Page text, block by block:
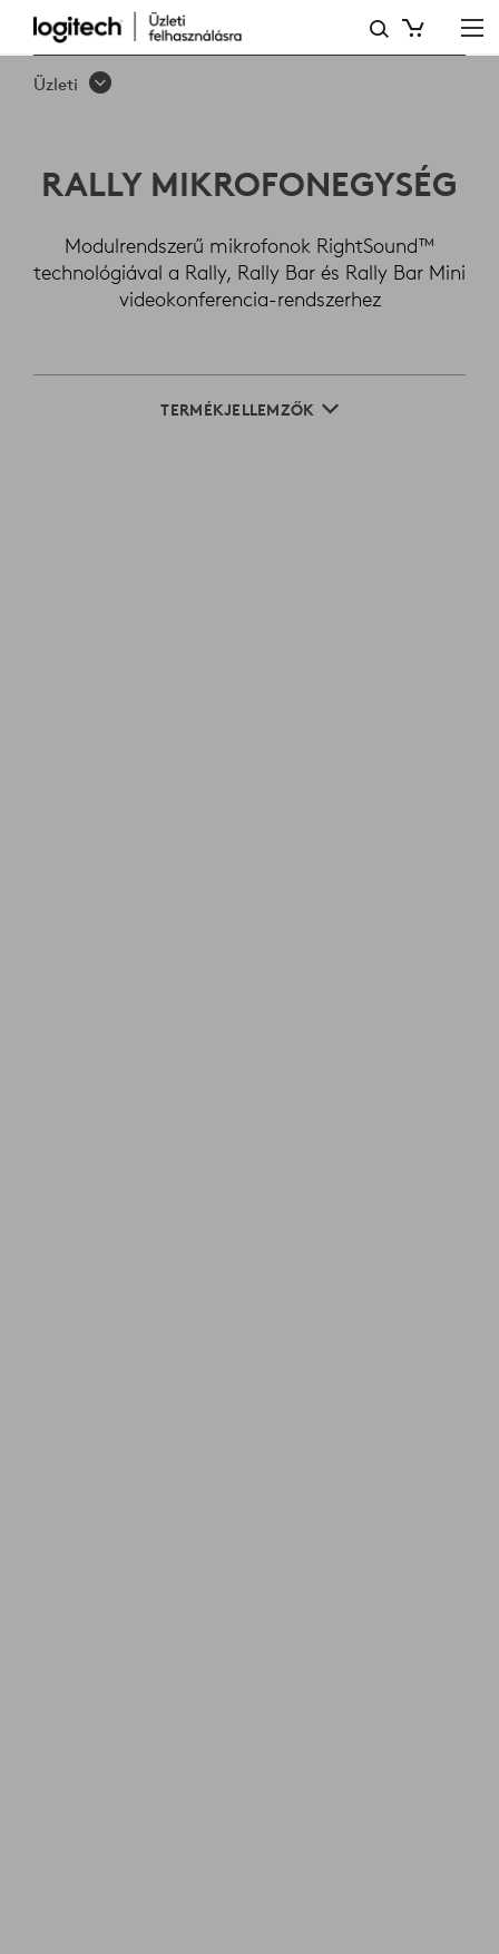
LOGITECH
RALLY
Üzleti
RALLY MIKROFONEGYSÉG
Modulrendszerű mikrofonok RightSound™
technológiával a Rally, Rally Bar és Rally Bar Mini
videokonferencia-rendszerhez
TERMÉKJELLEMZŐK